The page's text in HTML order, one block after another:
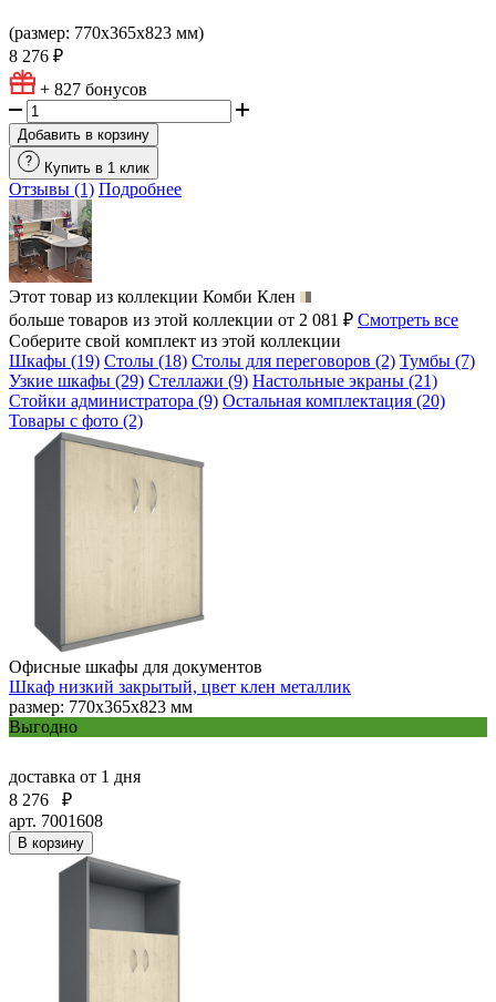
(размер: 770х365х823 мм)
8 276 ₽
+ 827 бонусов
Добавить в корзину
Купить в 1 клик
Отзывы (1) Подробнее
Этот товар из коллекции Комби Клен
больше товаров из этой коллекции от 2 081 ₽ Смотреть все
Соберите свой комплект из этой коллекции
Шкафы (19) Столы (18) Столы для переговоров (2) Тумбы (7)
Узкие шкафы (29) Стеллажи (9) Настольные экраны (21)
Стойки администратора (9) Остальная комплектация (20)
Товары с фото (2)
Офисные шкафы для документов
Шкаф низкий закрытый, цвет клен металлик
размер: 770х365х823 мм
Выгодно
доставка от 1 дня
8 276
₽
арт. 7001608
В корзину